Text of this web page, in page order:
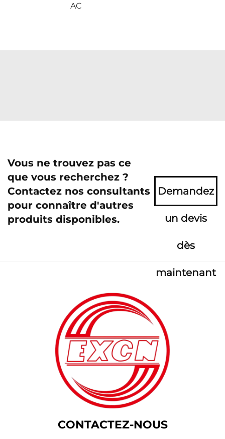
AC
Vous ne trouvez pas ce
que vous recherchez ?
Contactez nos consultants
pour connaître d'autres
produits disponibles.
Demandez
un devis
dès
maintenant
CONTACTEZ-NOUS